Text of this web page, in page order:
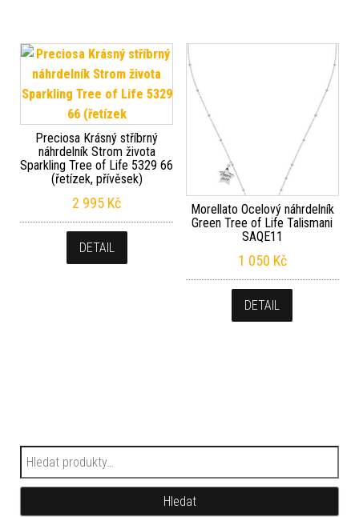
Preciosa Krásný stříbrný
náhrdelník Strom života
Sparkling Tree of Life 5329 66
(řetízek, přívěsek)
2 995 Kč
DETAIL
Morellato Ocelový náhrdelník
Green Tree of Life Talismani
SAQE11
1 050 Kč
DETAIL
Hledat:
Hledat